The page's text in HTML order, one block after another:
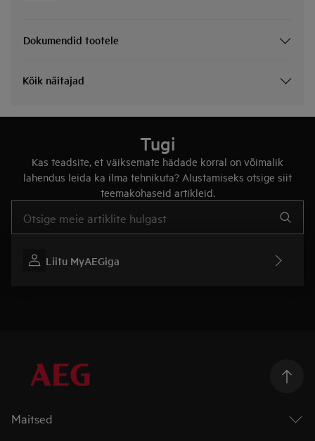
Dokumendid tootele
Kõik näitajad
Tugi
Kas teadsite, et väiksemate hädade korral on võimalik
lahendus leida ka ilma tehnikuta? Alustamiseks otsige siit
teemakohaseid artikleid.
Liitu MyAEGiga
Maitsed